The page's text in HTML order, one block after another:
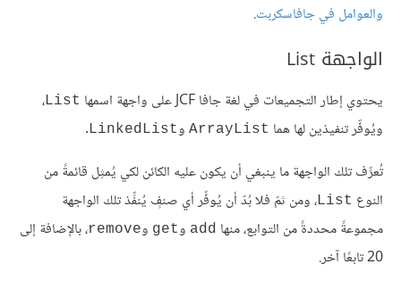
والعوامل في جافاسكربت.
الواجهة List
يحتوي إطار التجميعات في لغة جافا JCF‎ على واجهة اسمها List،
ويُوفِّر تنفيذين لها هما ArrayList وLinkedList
.
تُعرِّف تلك الواجهة ما ينبغي أن يكون عليه الكائن لكي يُمثِل قائمةً من
النوع List، ومن ثمّ فلا بُدّ أن يُوفِّر أي صنفٍ يُنفِّذ تلك الواجهة
مجموعةً محددةً من التوابع، منها add وget وremove، بالإضافة إلى
20 تابعًا آخر.